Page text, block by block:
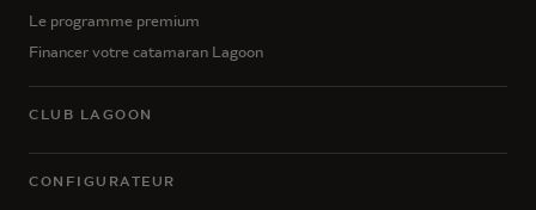
Le programme premium
Financer votre catamaran Lagoon
CLUB LAGOON
CONFIGURATEUR